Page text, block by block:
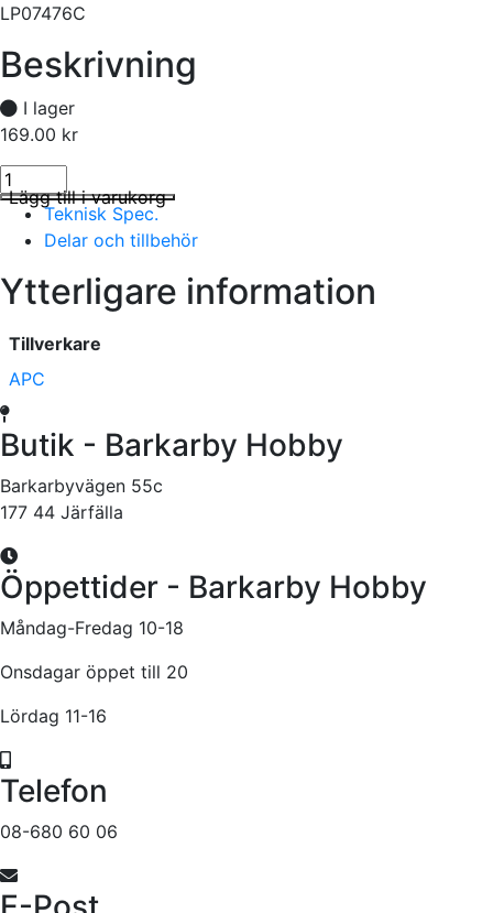
LP07476C
Beskrivning
I lager
169.00 kr
I lager
Propeller 7.4x7.6 Pylon Kolfiber mängd
Lägg till i varukorg
Teknisk Spec.
Delar och tillbehör
Ytterligare information
Tillverkare
APC
Butik - Barkarby Hobby
Barkarbyvägen 55c
177 44 Järfälla
Öppettider - Barkarby Hobby
Måndag-Fredag 10-18
Onsdagar öppet till 20
Lördag 11-16
Telefon
08-680 60 06